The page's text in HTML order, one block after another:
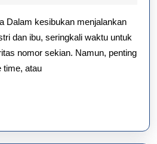
dan
Energi
Ibu
Dalam kesibukan menjalankan
dan ibu, seringkali waktu untuk
nomor sekian. Namun, penting
time, atau